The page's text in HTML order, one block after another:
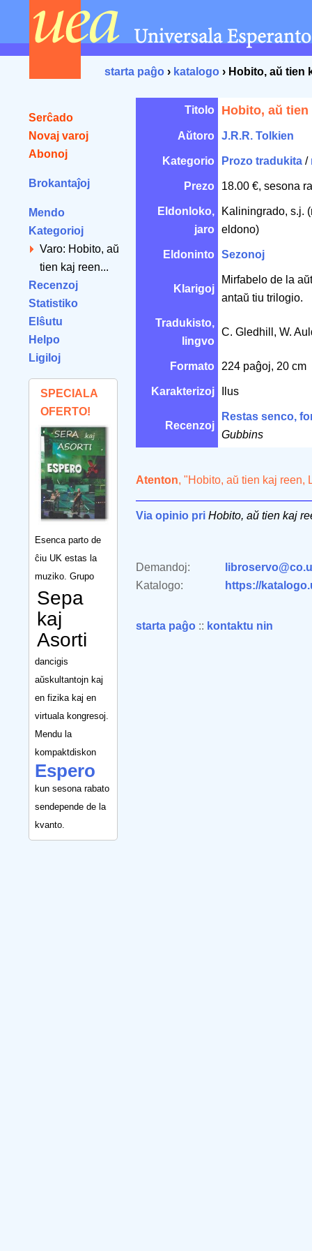
starta paĝo › katalogo › Hobito, aŭ tien
Serĉado
Novaj varoj
Abonoj
Brokantaĵoj
Mendo
Kategorioj
Varo: Hobito, aŭ
tien kaj reen...
Recenzoj
Statistiko
Elŝutu
Helpo
Ligiloj
SPECIALA
OFERTO!
Esenca parto de
ĉiu UK estas la
muziko. Grupo
Sepa
kaj
Asorti
dancigis
aŭskultantojn kaj
en fizika kaj en
virtuala kongresoj.
Mendu la
kompaktdiskon
Espero
kun sesona rabato
sendepende de la
kvanto.
Titolo Hobito, aŭ tien
Aŭtoro J.R.R. Tolkien
Kategorio Prozo tradukita /
Prezo 18.00 €, sesona
Eldonloko,
jaro
Kaliningrado, s.j.
eldono)
Eldoninto Sezonoj
Klarigoj
Mirfabelo de la
antaŭ tiu trilogio.
Tradukisto,
lingvo
C. Gledhill, W.
Formato 224 paĝoj, 20 cm
Karakterizoj Ilus
Recenzoj
Restas senco,
Gubbins
Atenton, "Hobito, aŭ tien kaj reen,
Via opinio pri Hobito, aŭ tien kaj
Demandoj:
Katalogo:
https://
starta paĝo :: kontaktu nin